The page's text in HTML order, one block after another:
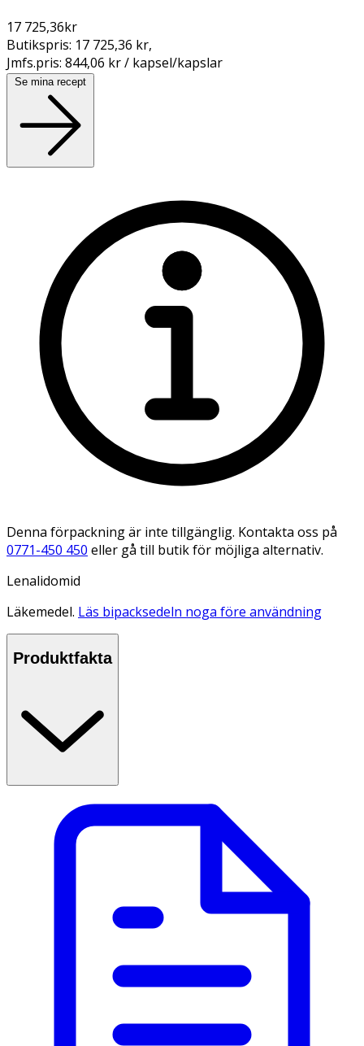
17 725,36kr
Butikspris: 17 725,36 kr,
Jmfs.pris: 844,06 kr / kapsel/kapslar
Se mina recept
Denna förpackning är inte tillgänglig. Kontakta oss på
0771-450 450 eller gå till butik för möjliga alternativ.
Lenalidomid
Läkemedel. Läs bipacksedeln noga före användning
Produktfakta